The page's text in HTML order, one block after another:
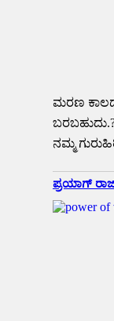
ಮರಣ
ನಮ್ಮ
ಪ್ರಯಾಗ್